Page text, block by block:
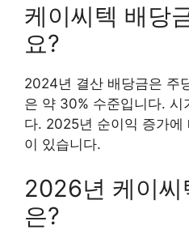
케이씨텍 배당
요?
2024년 결산 배당금은 주
은 약 30% 수준입니다. 시
다. 2025년 순이익 증가에
이 있습니다.
2026년 케이씨
은?